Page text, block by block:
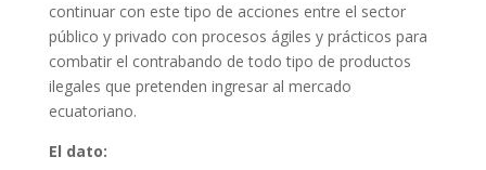
continuar con este tipo de acciones entre el sector
público y privado con procesos ágiles y prácticos para
combatir el contrabando de todo tipo de productos
ilegales que pretenden ingresar al mercado
ecuatoriano.
El dato: